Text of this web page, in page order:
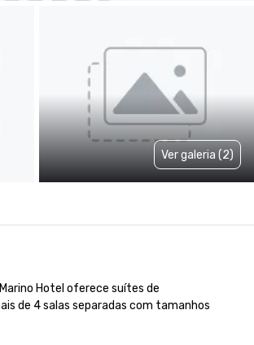
Ver galeria (2)
Hotel oferece suítes de
de 4 salas separadas com tamanhos